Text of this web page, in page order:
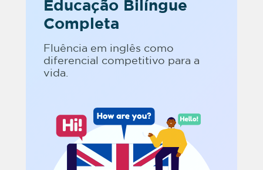
Educação Bilíngue
Completa
Fluência em inglês como
diferencial competitivo para a
vida.